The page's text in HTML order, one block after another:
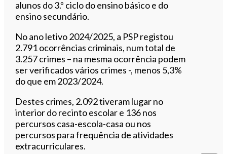
alunos do 3.º ciclo do ensino básico e do
ensino secundário.
No ano letivo 2024/2025, a PSP registou
2.791 ocorrências criminais, num total de
3.257 crimes – na mesma ocorrência podem
ser verificados vários crimes -, menos 5,3%
do que em 2023/2024.
Destes crimes, 2.092 tiveram lugar no
interior do recinto escolar e 136 nos
percursos casa-escola-casa ou nos
percursos para frequência de atividades
extracurriculares.